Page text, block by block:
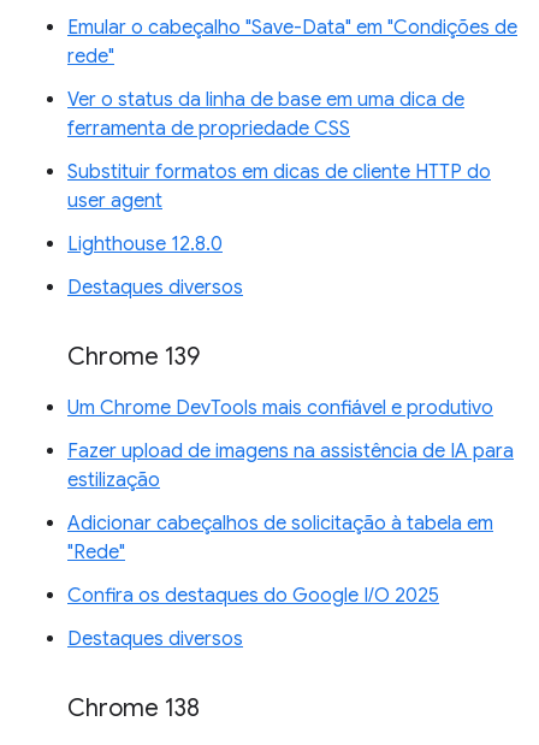
Emular o cabeçalho "Save-Data" em "Condições de
rede"
Ver o status da linha de base em uma dica de
ferramenta de propriedade CSS
Substituir formatos em dicas de cliente HTTP do
user agent
Lighthouse 12.8.0
Destaques diversos
Chrome 139
Um Chrome DevTools mais confiável e produtivo
Fazer upload de imagens na assistência de IA para
estilização
Adicionar cabeçalhos de solicitação à tabela em
"Rede"
Confira os destaques do Google I/O 2025
Destaques diversos
Chrome 138